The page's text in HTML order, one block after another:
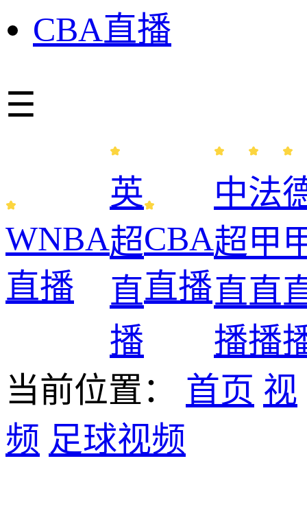
CBA直播
☰
WNBA
直播
英
超
直
播
CBA
直播
中
超
直
播
法
甲
直
播
当前位置：
首页 视
频 足球视频